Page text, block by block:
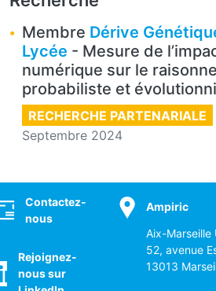
Membre Dérive
Lycée - Mesure de
numérique sur le
probabiliste et
RECHERCHE PARTENARIALE
Septembre 2024
Contactez-
nous
Rejoignez-
nous sur
Ampiric
Aix-Marseille
52, avenue
13013